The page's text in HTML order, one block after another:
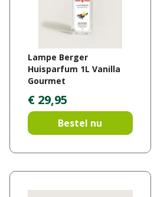
Lampe Berger
Huisparfum 1L Vanilla
Gourmet
€ 29,95
Bestel nu